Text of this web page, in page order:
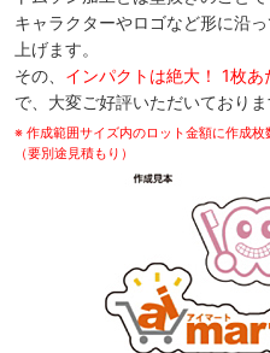
キャラクターやロゴなど形に沿
上げます。
その、 インパクトは絶大！ 1枚あ
で、大変ご好評いただいておりま
※ 作成範囲サイズ内のロット金額に作成枚
（要別途見積もり）